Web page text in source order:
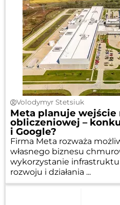
Volodymyr Stetsiuk
Meta planuje
obliczeniowej –
i Google?
Firma Meta rozważa
własnego biznesu
wykorzystanie
rozwoju i działania ...